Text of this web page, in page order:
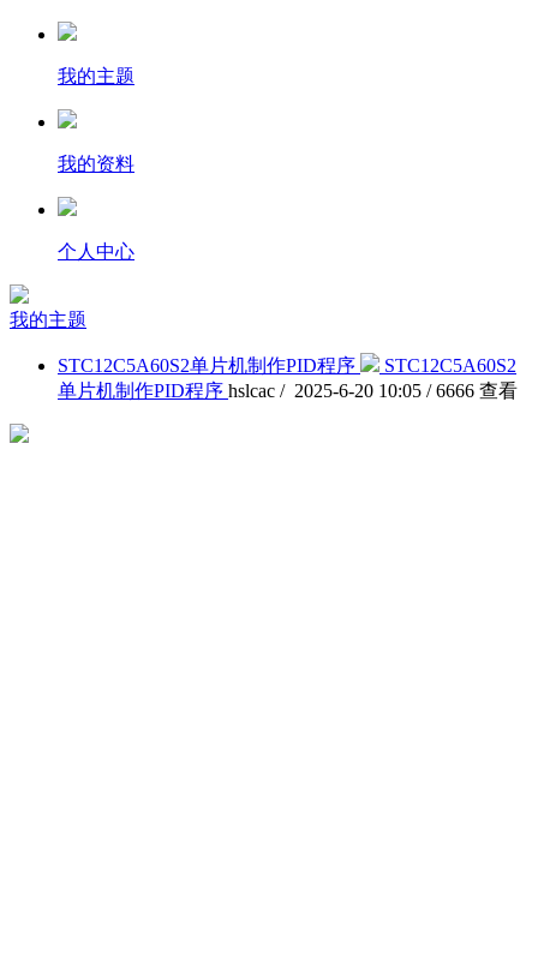
我的主题
我的资料
个人中心
我的主题
STC12C5A60S2单片机制作PID程序
STC12C5A60S2
单片机制作PID程序 hslcac / 2025-6-20 10:05 / 6666 查看